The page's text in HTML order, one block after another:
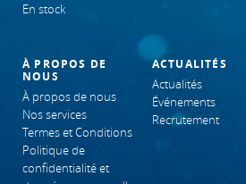
En stock
À PROPOS DE
NOUS
À propos de nous
Nos services
Termes et Conditions
Politique de
confidentialité et
ACTUALITÉS
Actualités
Événements
Recrutement